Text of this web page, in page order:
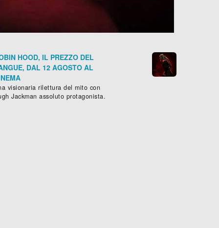
HOOD, IL PREZZO DEL
DAL 12 AGOSTO AL
visionaria rilettura del mito con
Jackman assoluto protagonista.